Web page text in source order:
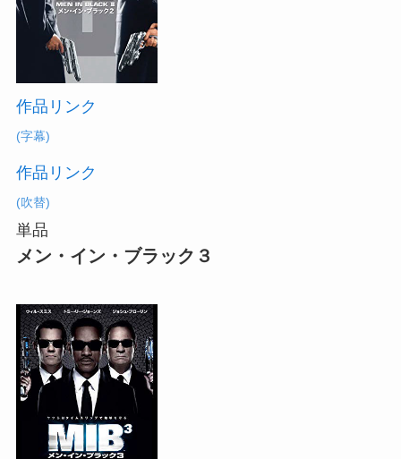
作品リンク
(字幕)
作品リンク
(吹替)
単品
メン・イン・ブラック３